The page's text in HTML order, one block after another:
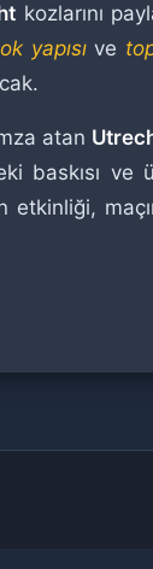
kozlarını
yapısıve
atan
baskısı
etkinliği,